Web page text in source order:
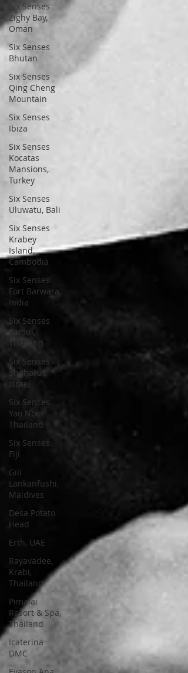
Six Senses
Zighy Bay,
Oman
Six Senses
Bhutan
Six Senses
Qing Cheng
Mountain
Six Senses
Ibiza
Six Senses
Kocatas
Mansions,
Turkey
Six Senses
Uluwatu, Bali
Six Senses
Krabey
Island,
Cambodia
Six Senses
Fort Barwara,
India
Six Senses
Samui,
Thailand
Six Senses
Shaharut,
Israel
Six Senses
Yao Noi,
Thailand
Six Senses
Fiji
Gili
Lankanfushi,
Maldives
Desa Potato
Head
Erth, UAE
Rayavadee,
Krabi,
Thailand
Pimalai
Resort & Spa,
Thailand
Icaterina
DMC